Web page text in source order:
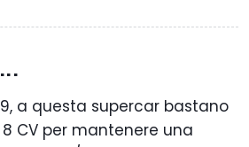
a questa supercar bastano
CV per mantenere una